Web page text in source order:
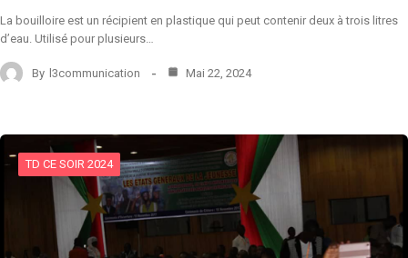
La bouilloire est un récipient en plastique qui peut contenir deux à trois litres
d’eau. Utilisé pour plusieurs…
By l3communication Mai 22, 2024
TD CE SOIR 2024